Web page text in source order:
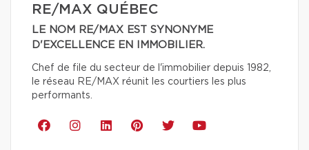
RE/MAX QUÉBEC
LE NOM RE/MAX EST SYNONYME
D'EXCELLENCE EN IMMOBILIER.
Chef de file du secteur de l'immobilier depuis 1982,
le réseau RE/MAX réunit les courtiers les plus
performants.